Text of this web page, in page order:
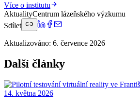
Více o institutu
AktualityCentrum lázeňského výzkumu
Sdílet
Aktualizováno: 6. července 2026
Další články
14. května 2026